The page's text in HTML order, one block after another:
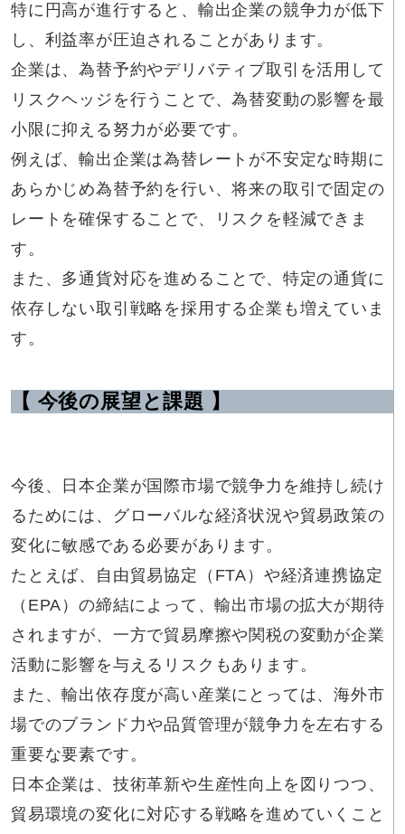
特に円高が進行すると、輸出企業の競争力が低下
し、利益率が圧迫されることがあります。
企業は、為替予約やデリバティブ取引を活用して
リスクヘッジを行うことで、為替変動の影響を最
小限に抑える努力が必要です。
例えば、輸出企業は為替レートが不安定な時期に
あらかじめ為替予約を行い、将来の取引で固定の
レートを確保することで、リスクを軽減できま
す。
また、多通貨対応を進めることで、特定の通貨に
依存しない取引戦略を採用する企業も増えていま
す。
【 今後の展望と課題 】
今後、日本企業が国際市場で競争力を維持し続け
るためには、グローバルな経済状況や貿易政策の
変化に敏感である必要があります。
たとえば、自由貿易協定（FTA）や経済連携協定
（EPA）の締結によって、輸出市場の拡大が期待
されますが、一方で貿易摩擦や関税の変動が企業
活動に影響を与えるリスクもあります。
また、輸出依存度が高い産業にとっては、海外市
場でのブランド力や品質管理が競争力を左右する
重要な要素です。
日本企業は、技術革新や生産性向上を図りつつ、
貿易環境の変化に対応する戦略を進めていくこと